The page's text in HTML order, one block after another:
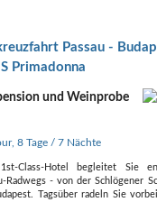
Passau -
Primadonna
und Weinprobe
,8 Tage / 7 Nächte
1st-Class-Hotel begleitet Sie
Radwegs - von der Schlögener
Tagsüber radeln Sie